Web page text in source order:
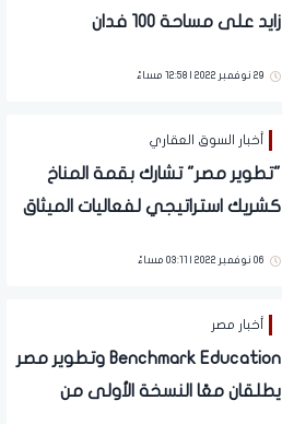
زايد على مساحة 100 فدان
29 نوفمبر 2022 | 12:58 مساءً
أخبار السوق العقاري
"تطوير مصر" تشارك بقمة المناخ
كشريك استراتيجي لفعاليات الميثاق
06 نوفمبر 2022 | 03:11 مساءً
أخبار مصر
Benchmark Education وتطوير مصر
يطلقان معًا النسخة الأولى من